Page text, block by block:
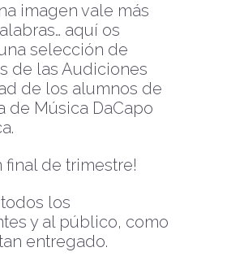
imagen vale más
aquí os
selección de
de las Audiciones
de los alumnos de
de Música DaCapo
final de trimestre!
los
y al público, como
entregado.